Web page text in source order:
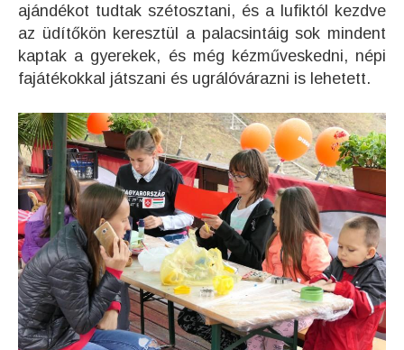
ajándékot tudtak szétosztani, és a lufiktól kezdve
az üdítőkön keresztül a palacsintáig sok mindent
kaptak a gyerekek, és még kézműveskedni, népi
fajátékokkal játszani és ugrálóvárazni is lehetett.